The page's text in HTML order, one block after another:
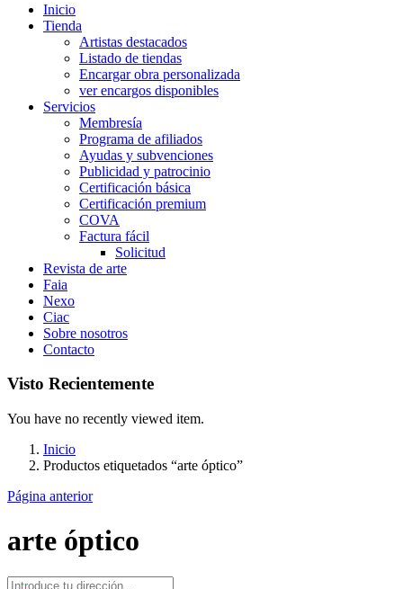
Inicio
Tienda
Artistas destacados
Listado de tiendas
Encargar obra personalizada
ver encargos disponibles
Servicios
Membresía
Programa de afiliados
Ayudas y subvenciones
Publicidad y patrocinio
Certificación básica
Certificación premium
COVA
Factura fácil
Solicitud
Revista de arte
Faia
Nexo
Ciac
Sobre nosotros
Contacto
Visto Recientemente
You have no recently viewed item.
Inicio
Productos etiquetados “arte óptico”
Página anterior
arte óptico